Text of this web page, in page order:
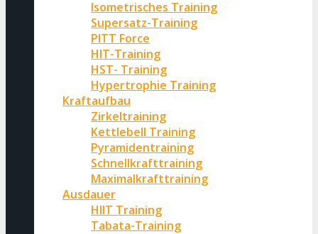
Isometrisches Training
Supersatz-Training
PITT Force
HIT-Training
HST- Training
Hypertrophie Training
Kraftaufbau
Zirkeltraining
Kettlebell Training
Pyramidentraining
Schnellkrafttraining
Maximalkrafttraining
Ausdauer
HIIT Training
Tabata-Training